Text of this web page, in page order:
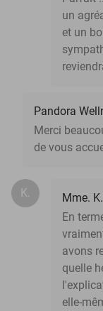
un
et un
Pandora
Merci
de vous
K.
Mme.
En
avons
quelle
elle-